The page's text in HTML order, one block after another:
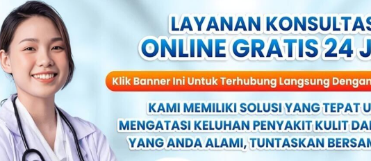
Stres
kecemasan, stres, atau rasa malu pada pria yang
dan membuatnya sulit untuk menikmati hubungan seksual